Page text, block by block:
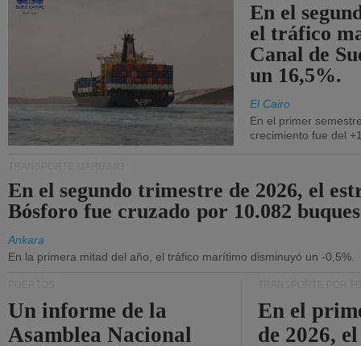
En el
el tráfico
Canal de
un 16,5%.
El Cairo
En el primer
crecimiento fue del
En el segundo trimestre de 2026, el
Bósforo fue cruzado por 10.082
Ankara
En la primera mitad del año, el tráfico marítimo disminuyó un -0,5%.
Un informe de la
Asamblea Nacional
En el
de 2026,